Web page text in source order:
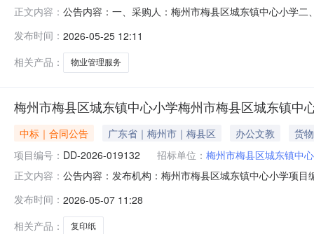
正文内容： 公告内容：一、采购人：梅州市梅县区城东镇中心小学
发布时间： 2026-05-25 12:11
相关产品：
物业管理服务
梅州市梅县区城东镇中心小学梅州市梅县区城东镇中
中标｜合同公告 广东省｜梅州市｜梅县区 办公文教
货物
项目编号： DD-2026-019132 招标单位： 梅州市梅县区城东镇中
正文内容： 公告内容：发布机构：梅州市梅县区城东镇中心小学项
镇中心小学联系方式：13823821358供应商(乙方)：梅
发布时间： 2026-05-07 11:28
相关产品：
复印纸